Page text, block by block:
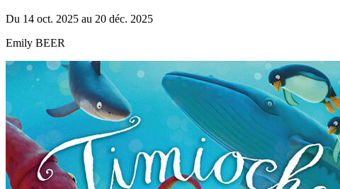
Du 14 oct. 2025 au 20 déc. 2025
Emily BEER